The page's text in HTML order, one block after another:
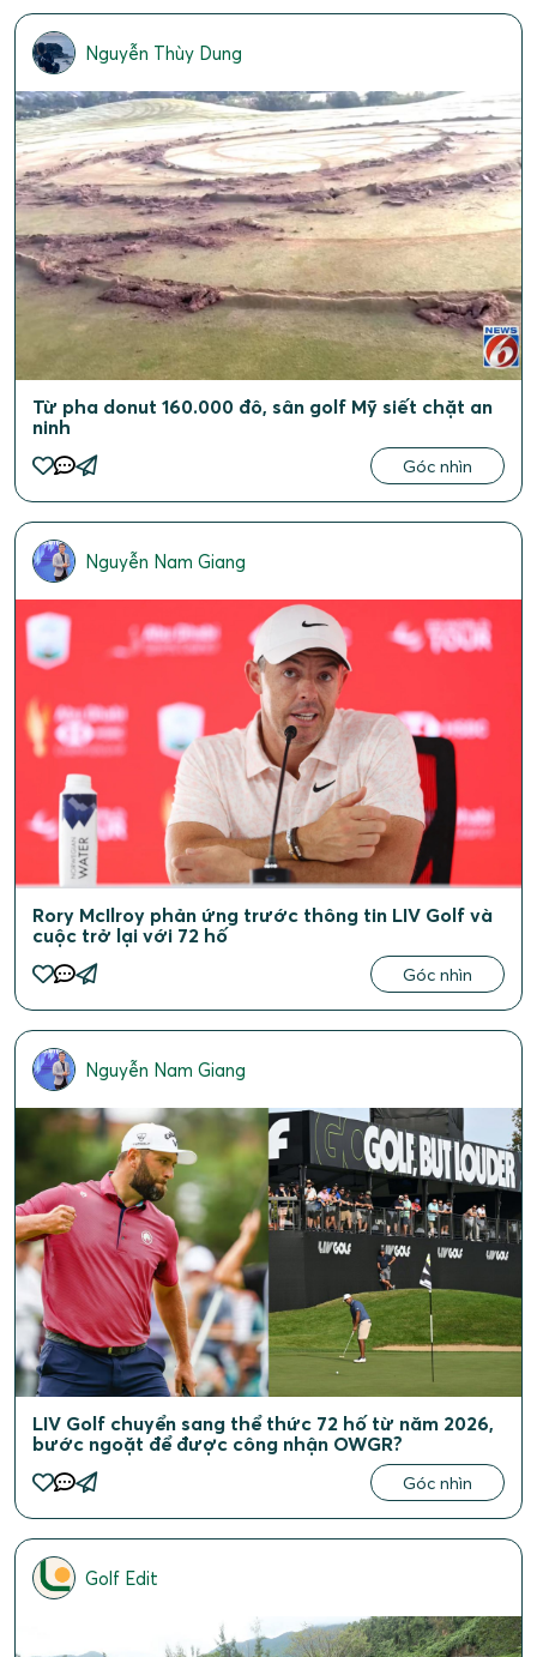
Nguyễn Thùy Dung
Từ pha donut 160.000 đô, sân golf Mỹ siết chặt an
ninh
Góc nhìn
Nguyễn Nam Giang
Rory McIlroy phản ứng trước thông tin LIV Golf và
cuộc trở lại với 72 hố
Góc nhìn
Nguyễn Nam Giang
LIV Golf chuyển sang thể thức 72 hố từ năm 2026,
bước ngoặt để được công nhận OWGR?
Góc nhìn
Golf Edit